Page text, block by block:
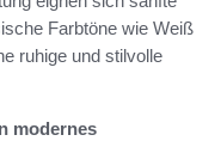
Farbtöne wie Weiß
ruhige und stilvolle
modernes